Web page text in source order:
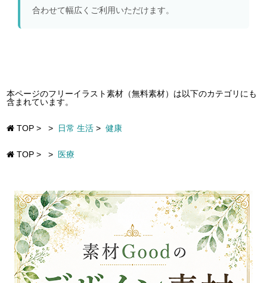
合わせて幅広くご利用いただけます。
本ページのフリーイラスト素材（無料素材）は以下のカテゴリにも
含まれています。
TOP > > 日常 生活 > 健康
TOP > > 医療